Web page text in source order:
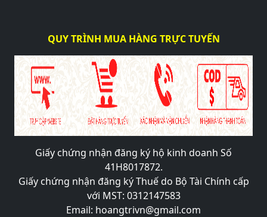
QUY TRÌNH MUA HÀNG TRỰC TUYẾN
Giấy chứng nhận đăng ký hộ kinh doanh Số
41H8017872.
Giấy chứng nhận đăng ký Thuế do Bộ Tài Chính cấp
với MST: 0312147583
Email: hoangtrivn@gmail.com